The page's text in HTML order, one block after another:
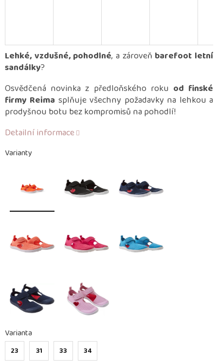
Varianty
Varianta
23 31 33 34
Lehké, vzdušné, pohodlné, a zároveň barefoot letní
sandálky?
Osvědčená novinka z předloňského roku od finské
firmy Reima splňuje všechny požadavky na lehkou a
prodyšnou botu bez kompromisů na pohodlí!
Detailní informace